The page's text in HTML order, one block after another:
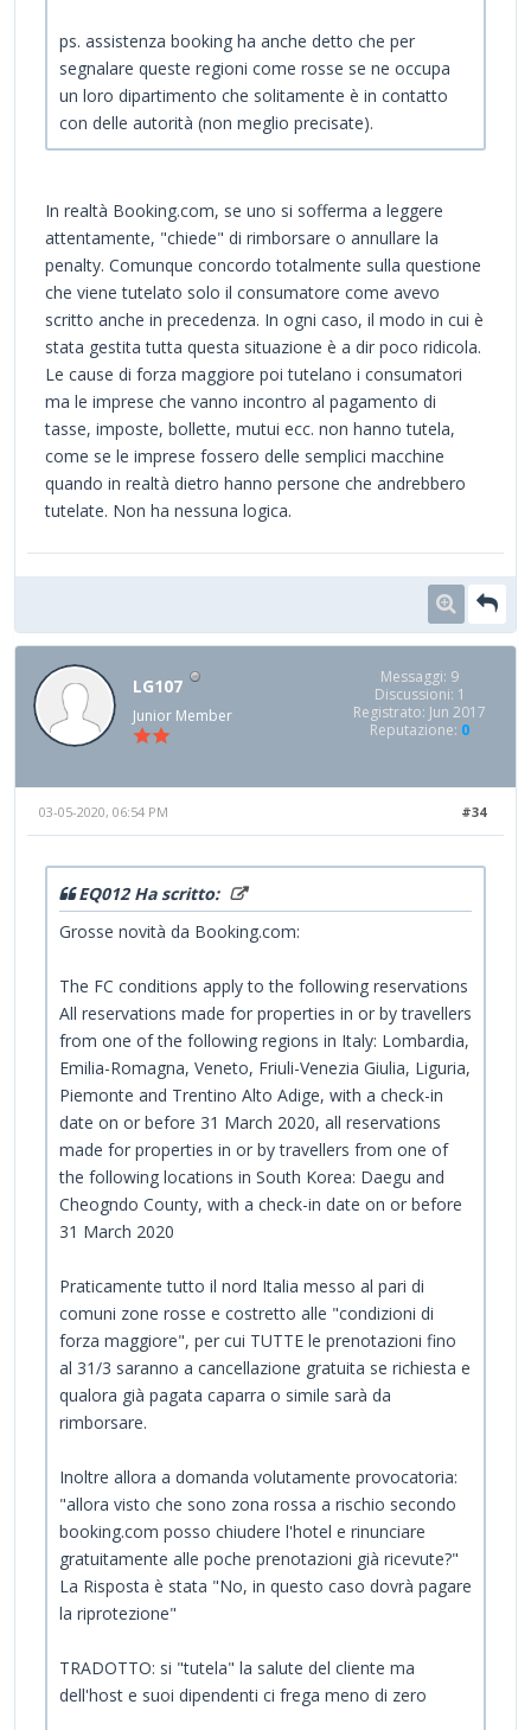
ps. assistenza booking ha anche detto che per
segnalare queste regioni come rosse se ne occupa
un loro dipartimento che solitamente è in contatto
con delle autorità (non meglio precisate).
In realtà Booking.com, se uno si sofferma a leggere
attentamente, "chiede" di rimborsare o annullare la
penalty. Comunque concordo totalmente sulla questione
che viene tutelato solo il consumatore come avevo
scritto anche in precedenza. In ogni caso, il modo in cui è
stata gestita tutta questa situazione è a dir poco ridicola.
Le cause di forza maggiore poi tutelano i consumatori
ma le imprese che vanno incontro al pagamento di
tasse, imposte, bollette, mutui ecc. non hanno tutela,
come se le imprese fossero delle semplici macchine
quando in realtà dietro hanno persone che andrebbero
tutelate. Non ha nessuna logica.
LG107
Junior Member
Messaggi: 9
Discussioni: 1
Registrato: Jun 2017
Reputazione: 0
#34
03-05-2020, 06:54 PM
EQ012 Ha scritto:
Grosse novità da Booking.com:
The FC conditions apply to the following reservations
All reservations made for properties in or by travellers
from one of the following regions in Italy: Lombardia,
Emilia-Romagna, Veneto, Friuli-Venezia Giulia, Liguria,
Piemonte and Trentino Alto Adige, with a check-in
date on or before 31 March 2020, all reservations
made for properties in or by travellers from one of
the following locations in South Korea: Daegu and
Cheogndo County, with a check-in date on or before
31 March 2020
Praticamente tutto il nord Italia messo al pari di
comuni zone rosse e costretto alle "condizioni di
forza maggiore", per cui TUTTE le prenotazioni fino
al 31/3 saranno a cancellazione gratuita se richiesta e
qualora già pagata caparra o simile sarà da
rimborsare.
Inoltre allora a domanda volutamente provocatoria:
"allora visto che sono zona rossa a rischio secondo
booking.com posso chiudere l'hotel e rinunciare
gratuitamente alle poche prenotazioni già ricevute?"
La Risposta è stata "No, in questo caso dovrà pagare
la riprotezione"
TRADOTTO: si "tutela" la salute del cliente ma
dell'host e suoi dipendenti ci frega meno di zero